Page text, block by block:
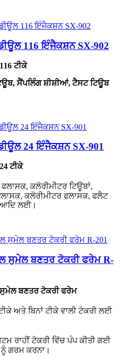
116 ਇੰਜੈਕਸ਼ਨ SX-902
ਟੀਕੇ
ਸੈਂਪਲਿੰਗ ਸ਼ੀਸ਼ੀਆਂ, ਟੈਸਟ ਟਿਊਬ
24 ਇੰਜੈਕਸ਼ਨ SX-901
ਟੀਕੇ
ਕਲੋਰੀਮੀਟਰ ਟਿਊਬਾਂ,
ਕਲੋਰੀਮੀਟਰ ਫਲਾਸਕ, ਫਲੈਟ
ਲਈ।
ਸੁਮੇਲ ਬਣਤਰ ਟੋਕਰੀ ਫਰੇਮ R-
ਬਣਤਰ ਟੋਕਰੀ ਫਰੇਮ
ਅਤੇ ਬਿਨਾਂ ਟੀਕੇ ਵਾਲੀ ਟੋਕਰੀ ਲਈ
ਰਾਹੀਂ ਟੋਕਰੀ ਵਿੱਚ ਪੰਪ ਕੀਤੀ ਗਈ
ਨੂੰ ਗਰਮ ਕਰਨਾ।